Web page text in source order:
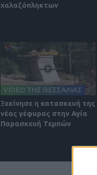
χαλαζόπληκτων
VIDEO ΤΗΣ ΘΕΣΣΑΛΙΑΣ
Ξεκίνησε η κατασκευή της
νέας γέφυρας στην Αγία
Παρασκευή Τεμπών